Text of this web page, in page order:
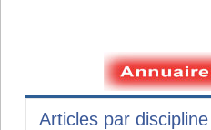
Articles par discipline